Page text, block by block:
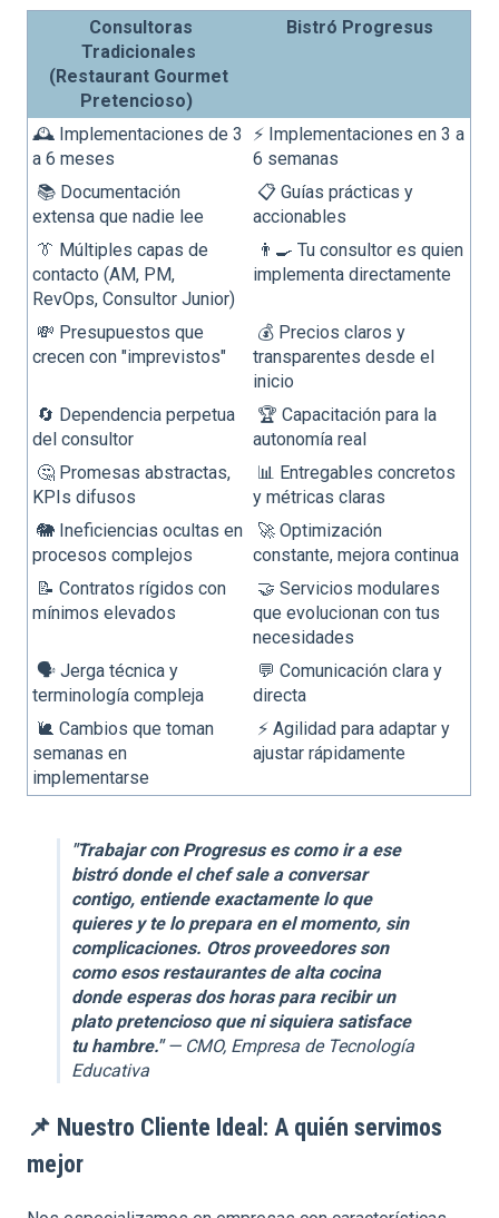
Consultoras
Tradicionales
(Restaurant Gourmet
Pretencioso)
Bistró Progresus
🕰️ Implementaciones de 3
a 6 meses
⚡ Implementaciones en 3 a
6 semanas
📚 Documentación
extensa que nadie lee
📋 Guías prácticas y
accionables
👔 Múltiples capas de
contacto (AM, PM,
RevOps, Consultor Junior)
👨‍🍳 Tu consultor es quien
implementa directamente
💸 Presupuestos que
crecen con "imprevistos"
💰 Precios claros y
transparentes desde el
inicio
🔄 Dependencia perpetua
del consultor
🏆 Capacitación para la
autonomía real
🤔 Promesas abstractas,
KPIs difusos
📊 Entregables concretos
y métricas claras
🐘 Ineficiencias ocultas en
procesos complejos
🚀 Optimización
constante, mejora continua
📝 Contratos rígidos con
mínimos elevados
🤝 Servicios modulares
que evolucionan con tus
necesidades
🗣️ Jerga técnica y
terminología compleja
💬 Comunicación clara y
directa
🐌 Cambios que toman
semanas en
implementarse
⚡ Agilidad para adaptar y
ajustar rápidamente
"Trabajar con Progresus es como ir a ese
bistró donde el chef sale a conversar
contigo, entiende exactamente lo que
quieres y te lo prepara en el momento, sin
complicaciones. Otros proveedores son
como esos restaurantes de alta cocina
donde esperas dos horas para recibir un
plato pretencioso que ni siquiera satisface
tu hambre." — CMO, Empresa de Tecnología
Educativa
📌 Nuestro Cliente Ideal: A quién servimos
mejor